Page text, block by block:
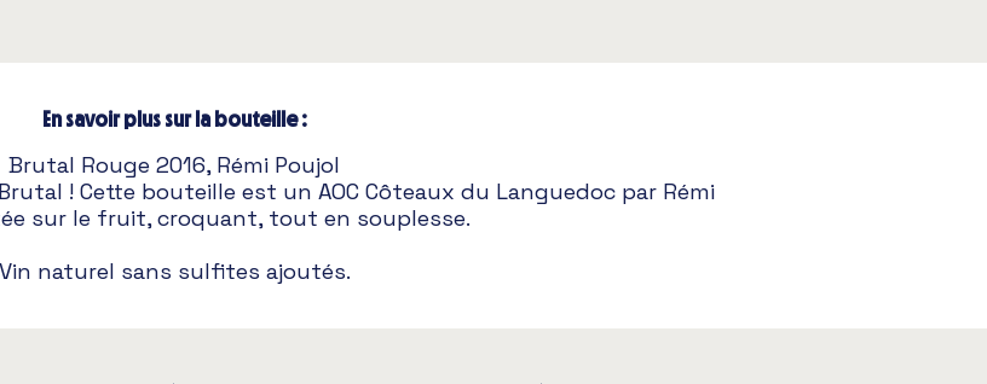
En savoir plus sur la bouteille :
Brutal Rouge 2016, Rémi Poujol
! Cette bouteille est un AOC Côteaux du Languedoc par Rémi
sur le fruit, croquant, tout en souplesse.
Vin naturel sans sulfites ajoutés.